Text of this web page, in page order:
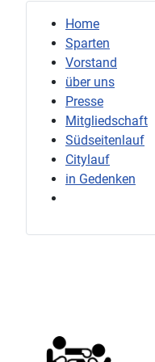
Home
Sparten
Vorstand
über uns
Presse
Mitgliedschaft
Südseitenlauf
Citylauf
in Gedenken